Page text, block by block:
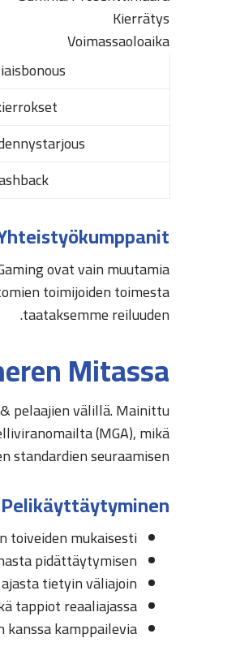
Kierrätys
Voimassaoloaika
ovat vain muutamia
toimijoiden toimesta
taataksemme reiluuden.
Mitassa
pelaajien välillä. Mainittu
(MGA), mikä
standardien seuraamisen.
toiveiden mukaisesti
pidättäytymisen
tietyin väliajoin
tappiot reaaliajassa
kamppailevia